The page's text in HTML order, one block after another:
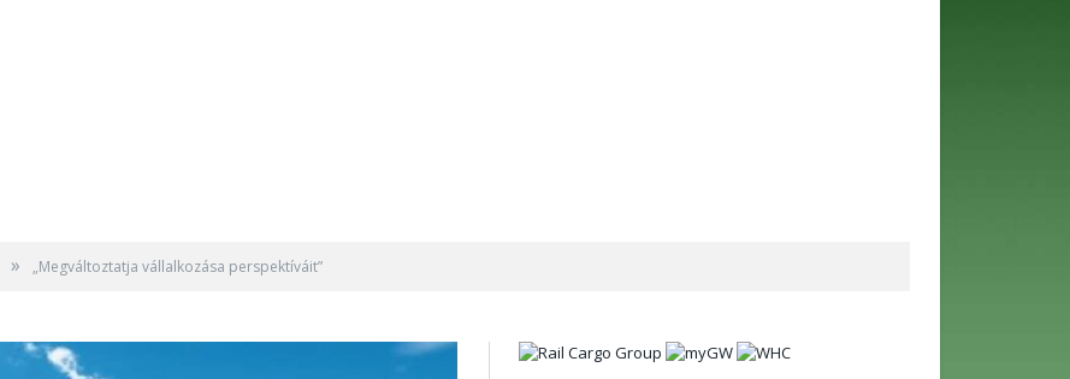
» „Megváltoztatja vállalkozása perspektíváit”